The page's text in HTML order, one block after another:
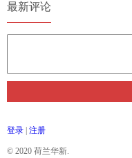
最新评论
登录 注册
© 2020 荷兰华新.